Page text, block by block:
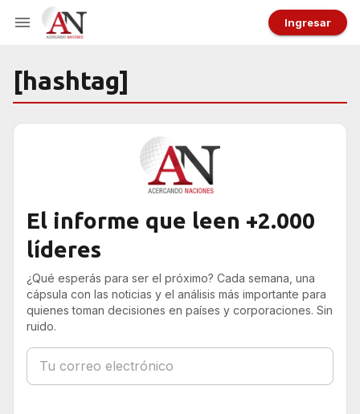
Ingresar
[hashtag]
El informe que leen +2.000
líderes
¿Qué esperás para ser el próximo? Cada semana, una
cápsula con las noticias y el análisis más importante para
quienes toman decisiones en países y corporaciones. Sin
ruido.